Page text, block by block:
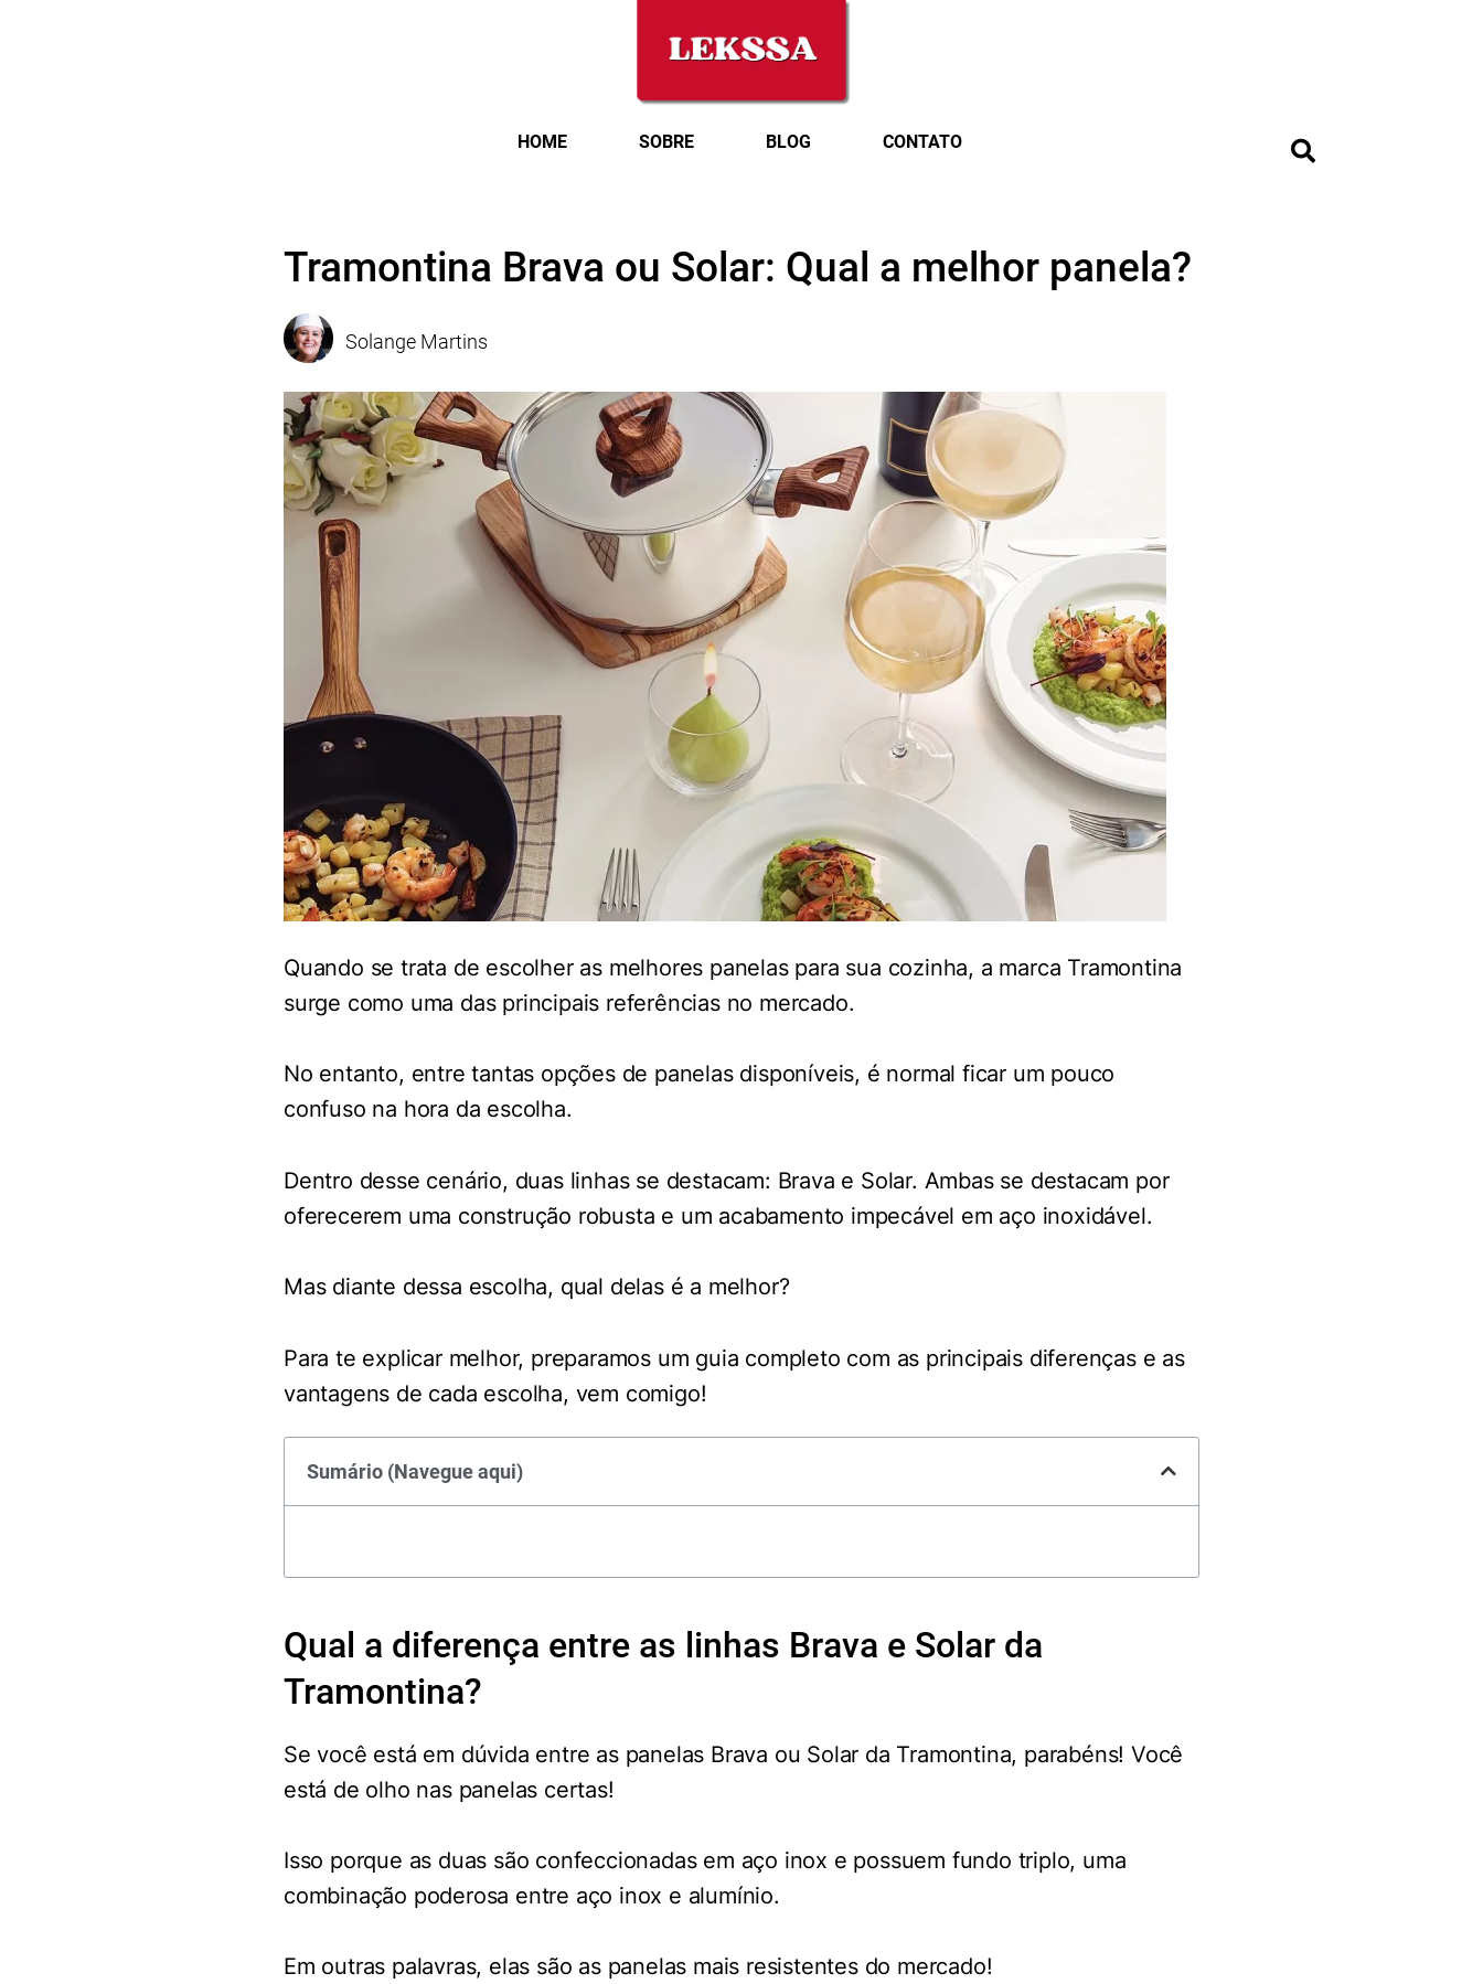
HOME SOBRE BLOG CONTATO
Tramontina Brava ou Solar: Qual a melhor panela?
Solange Martins
Quando se trata de escolher as melhores panelas para sua cozinha, a marca Tramontina
surge como uma das principais referências no mercado.
No entanto, entre tantas opções de panelas disponíveis, é normal ficar um pouco
confuso na hora da escolha.
Dentro desse cenário, duas linhas se destacam: Brava e Solar. Ambas se destacam por
oferecerem uma construção robusta e um acabamento impecável em aço inoxidável.
Mas diante dessa escolha, qual delas é a melhor?
Para te explicar melhor, preparamos um guia completo com as principais diferenças e as
vantagens de cada escolha, vem comigo!
Sumário (Navegue aqui)
Qual a diferença entre as linhas Brava e Solar da
Tramontina?
Se você está em dúvida entre as panelas Brava ou Solar da Tramontina, parabéns! Você
está de olho nas panelas certas!
Isso porque as duas são confeccionadas em aço inox e possuem fundo triplo, uma
combinação poderosa entre aço inox e alumínio.
Em outras palavras, elas são as panelas mais resistentes do mercado!